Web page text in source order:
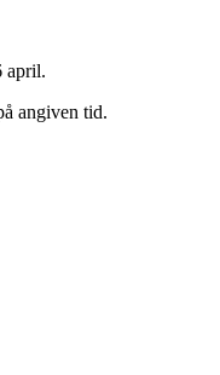
april.
angiven tid.